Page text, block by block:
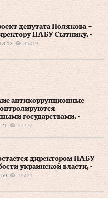
депутата Полякова –
НАБУ Сытнику, -
13:13 35419
антикоррупционные
государствами, -
31772
директором НАБУ
украинской власти, -
29421